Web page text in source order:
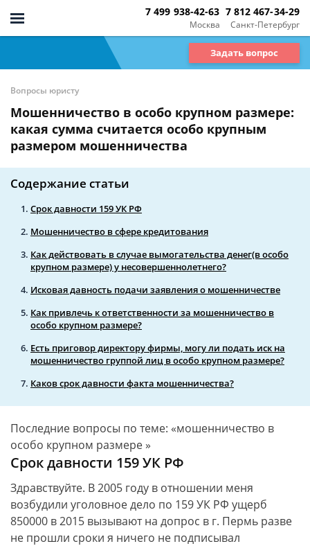
Москва
7 499 938-42-63
Санкт-Петербург
7 812 467-34-29
Задать вопрос
Вопросы юристу
Мошенничество в особо крупном размере:
какая сумма считается особо крупным
размером мошенничества
Содержание статьи
Срок давности 159 УК РФ
Мошенничество в сфере кредитования
Как действовать в случае вымогательства денег(в особо
крупном размере) у несовершеннолетнего?
Исковая давность подачи заявления о мошенничестве
Как привлечь к ответственности за мошенничество в
особо крупном размере?
Есть приговор директору фирмы, могу ли подать иск на
мошенничество группой лиц в особо крупном размере?
Каков срок давности факта мошенничества?
Последние вопросы по теме: «мошенничество в
особо крупном размере »
Срок давности 159 УК РФ
Здравствуйте. В 2005 году в отношении меня
возбудили уголовное дело по 159 УК РФ ущерб
850000 в 2015 вызывают на допрос в г. Пермь разве
не прошли сроки я ничего не подписывал